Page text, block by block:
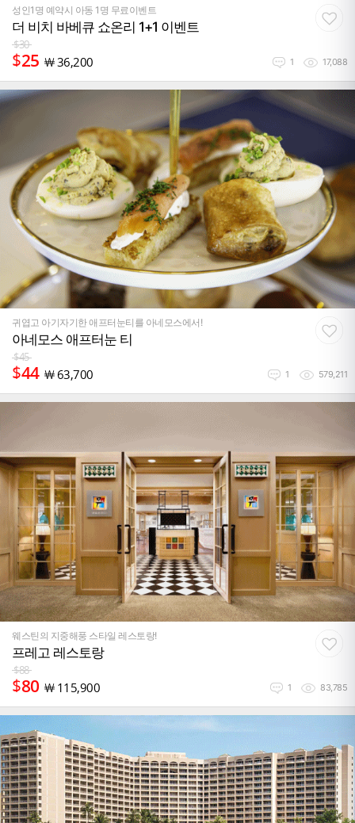
성인1명 예약시 아동 1명 무료이벤트
더 비치 바베큐 쇼온리 1+1 이벤트
$30
$25 ￦36,200 1 17,088
귀엽고 아기자기한 애프터눈티를 아네모스에서!
아네모스 애프터눈 티
$45
$44 ￦63,700 1 579,211
웨스틴의 지중해풍 스타일 레스토랑!
프레고 레스토랑
$88
$80 ￦ 115,900 1 83,785